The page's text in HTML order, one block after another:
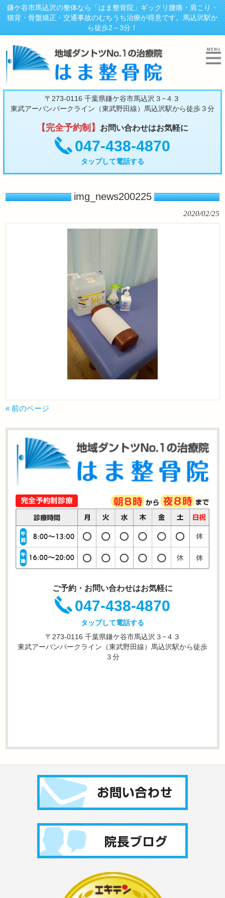
鎌ケ谷市馬込沢の整体なら「はま整骨院」ギックリ腰痛・肩こり・
猫背・骨盤矯正・交通事故のむちうち治療が得意です。馬込沢駅か
ら徒歩2～3分！
〒273-0116 千葉県鎌ケ谷市馬込沢３−４３
東武アーバンパークライン（東武野田線）馬込沢駅から徒歩３分
【完全予約制】 お問い合わせはお気軽に
047-438-4870
タップして電話する
img_news200225
2020/02/25
« 前のページ
ご予約・お問い合わせはお気軽に
047-438-4870
タップして電話する
〒273-0116 千葉県鎌ケ谷市馬込沢３−４３
東武アーバンパークライン（東武野田線）馬込沢駅から徒歩
３分